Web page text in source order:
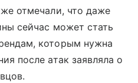
отмечали, что даже
сейчас может стать
которым нужна
после атак заявляла о